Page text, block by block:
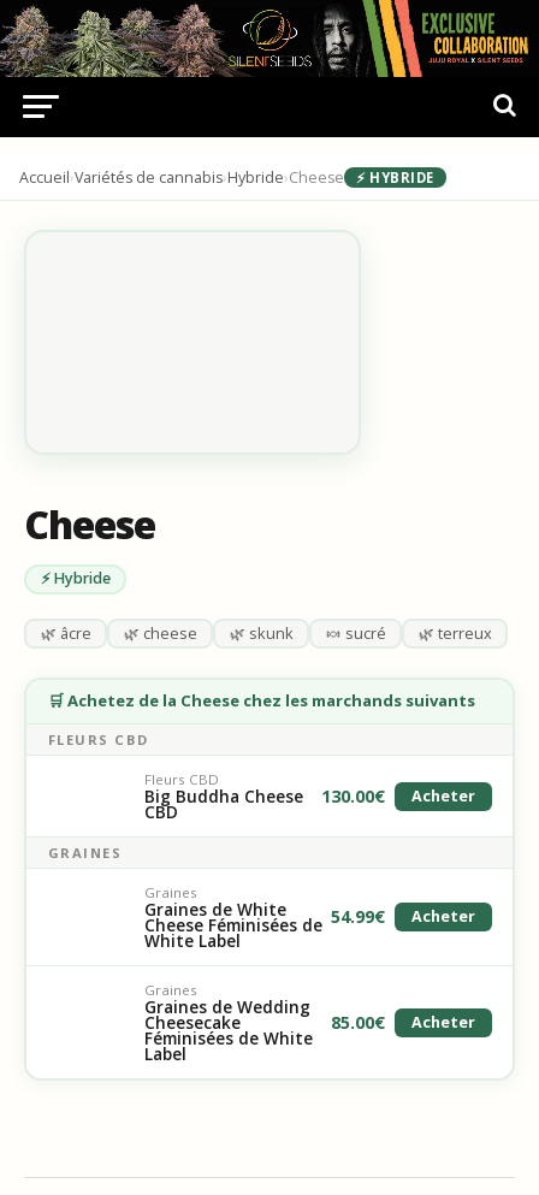
Accueil›Variétés de cannabis›Hybride›Cheese ⚡ HYBRIDE
Cheese
⚡ Hybride
🌿 âcre 🌿 cheese 🌿 skunk 🍬 sucré 🌿 terreux
🛒 Achetez de la Cheese chez les marchands suivants
FLEURS CBD
Fleurs CBD
Big Buddha Cheese
CBD
130.00€ Acheter
GRAINES
Graines
Graines de White
Cheese Féminisées de
White Label
54.99€ Acheter
Graines
Graines de Wedding
Cheesecake
Féminisées de White
Label
85.00€ Acheter